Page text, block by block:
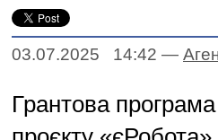
03.07.2025 14:42 —
Грантова